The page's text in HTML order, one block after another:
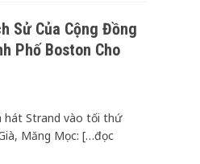
Sử Của Cộng Đồng
Phố Boston Cho
hát Strand vào tối thứ
Măng Mọc: […đọc